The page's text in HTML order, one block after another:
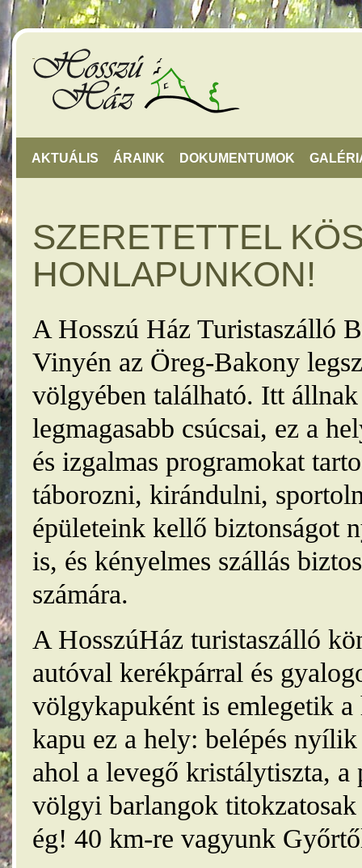
AKTUÁLIS ÁRAINK DOKUMENTUMOK
SZERETETTEL
HONLAPUNKON!
A Hosszú Ház Turistaszálló
Vinyén az Öreg-Bakony
völgyében található. Itt
legmagasabb csúcsai, ez a
és izgalmas programokat
táborozni, kirándulni,
épületeink kellő biztonságot
is, és kényelmes szállás
számára.
A HosszúHáz turistaszálló
autóval kerékpárral és
völgykapuként is emlegetik
kapu ez a hely: belépés
ahol a levegő kristálytiszta, a
völgyi barlangok
ég! 40 km-re vagyunk